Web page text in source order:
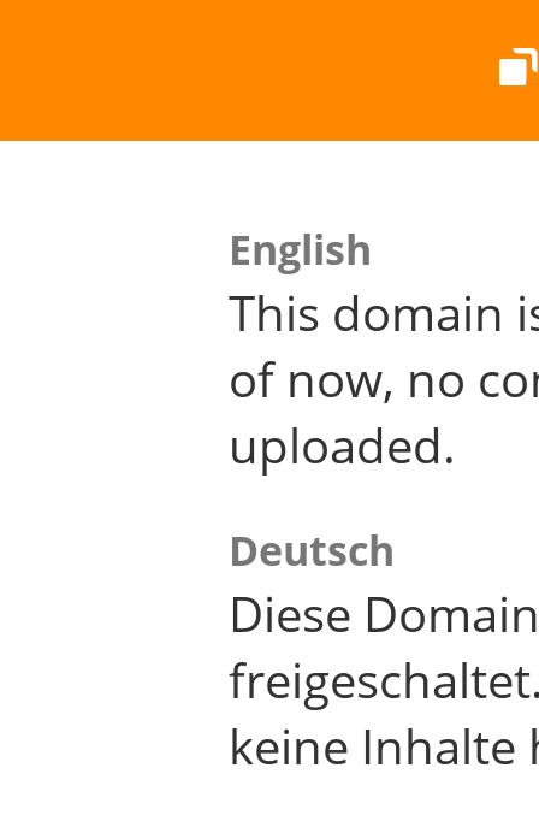
English
This domain
of now, no
uploaded.
Deutsch
Diese
keine Inhalte